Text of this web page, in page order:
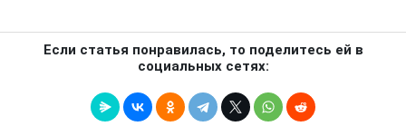
Если статья понравилась, то поделитесь ей в
социальных сетях: